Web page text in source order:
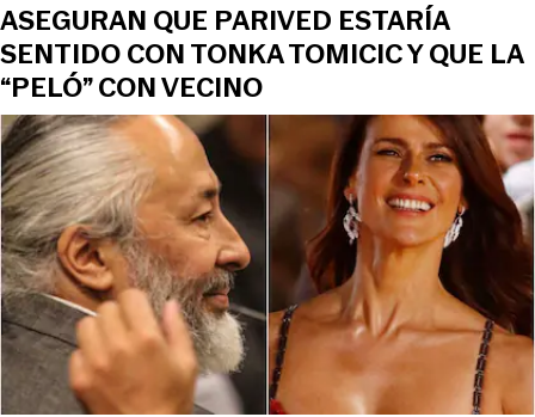
ASEGURAN QUE PARIVED ESTARÍA
SENTIDO CON TONKA TOMICIC Y QUE LA
“PELÓ” CON VECINO